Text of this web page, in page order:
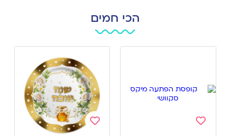
הכי חמים